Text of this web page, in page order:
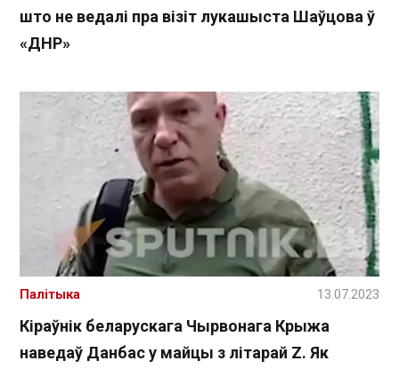
што не ведалі пра візіт лукашыста Шаўцова ў
«ДНР»
Кіраўнік беларускага Чырвонага Крыжа
наведаў Данбас у майцы з літарай Z. Як
Палітыка 13.07.2023